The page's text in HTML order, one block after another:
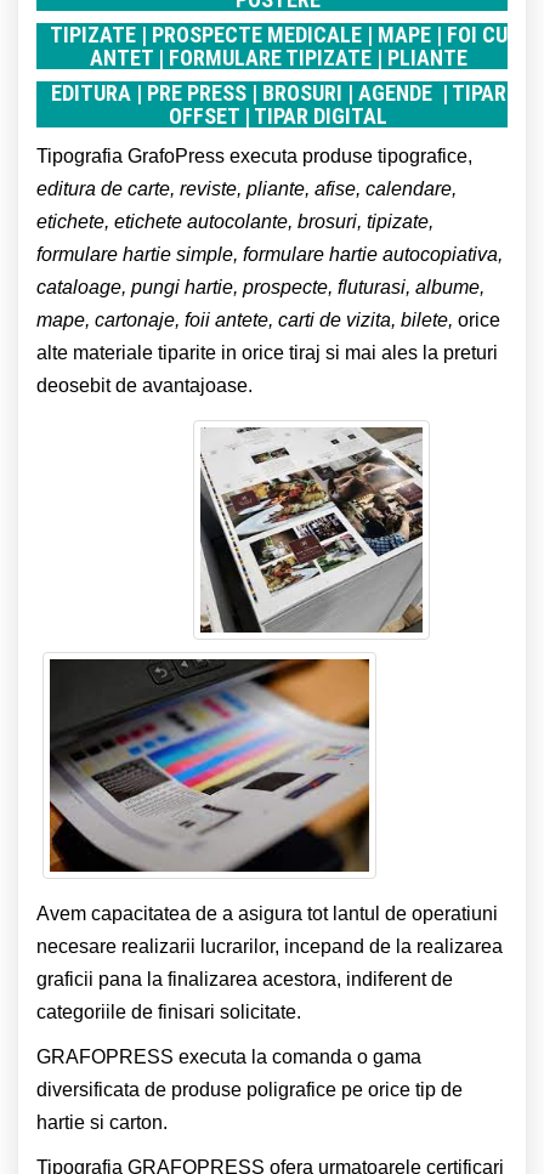
TIPIZATE | PROSPECTE MEDICALE | MAPE | FOI CU
ANTET | FORMULARE TIPIZATE | PLIANTE
EDITURA | PRE PRESS | BROSURI | AGENDE | TIPAR
OFFSET | TIPAR DIGITAL
Tipografia GrafoPress executa produse tipografice,
editura de carte, reviste, pliante, afise, calendare,
etichete, etichete autocolante, brosuri, tipizate,
formulare hartie simple, formulare hartie autocopiativa,
cataloage, pungi hartie, prospecte, fluturasi, albume,
mape, cartonaje, foii antete, carti de vizita, bilete, orice
alte materiale tiparite in orice tiraj si mai ales la preturi
deosebit de avantajoase.
Avem capacitatea de a asigura tot lantul de operatiuni
necesare realizarii lucrarilor, incepand de la realizarea
graficii pana la finalizarea acestora, indiferent de
categoriile de finisari solicitate.
GRAFOPRESS executa la comanda o gama
diversificata de produse poligrafice pe orice tip de
hartie si carton.
Tipografia GRAFOPRESS ofera urmatoarele certificari